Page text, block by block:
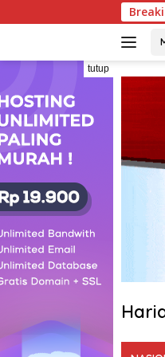
ke
Termuda dan Lolos
tutup
Tegas